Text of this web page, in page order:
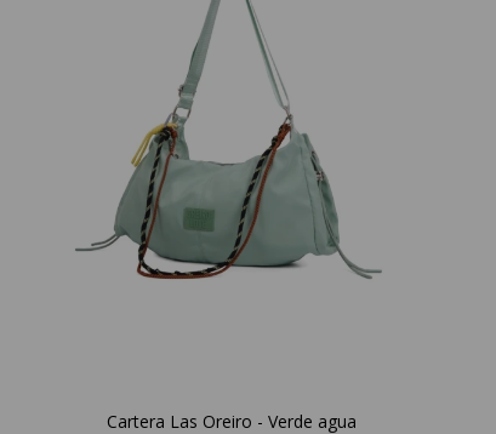
Cartera Las Oreiro - Verde agua